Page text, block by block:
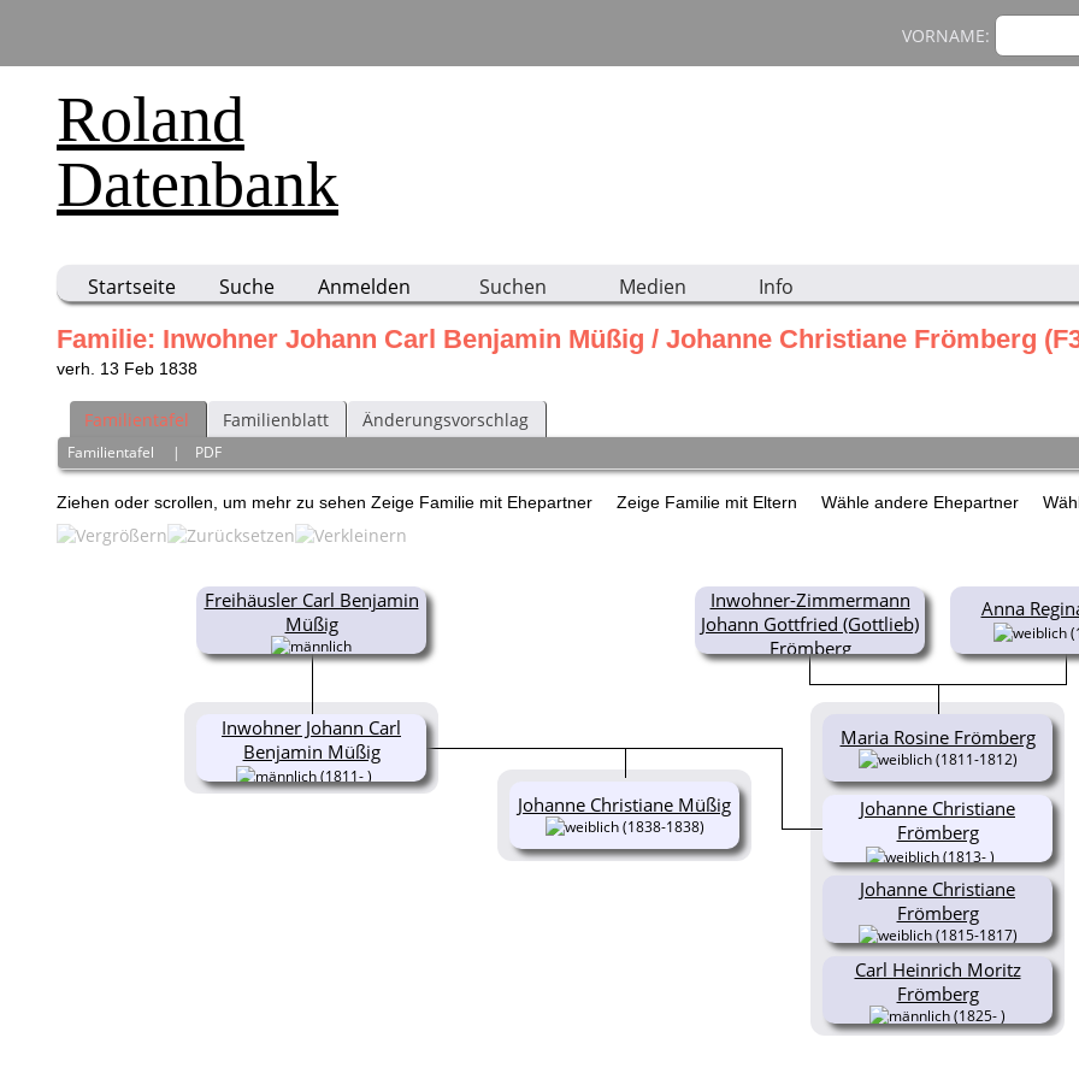
Roland
Datenbank
VORNAME:
Startseite Suche Anmelden Suchen Medien Info
Familie: Inwohner Johann Carl Benjamin Müßig / Johanne Christiane Frömberg
verh. 13 Feb 1838
Familientafel Familienblatt Änderungsvorschlag
Familientafel | PDF
Ziehen oder scrollen, um mehr zu sehen Zeige Familie mit Ehepartner Zeige Familie mit Eltern Wähle andere Ehepartner
Freihäusler Carl Benjamin
Müßig
Inwohner-Zimmermann
Johann Gottfried (Gottlieb)
Frömberg
Anna
Maria Rosine Frömberg
(1811-1812)
Johanne Christiane
Frömberg
(1815-1817)
Carl Heinrich Moritz
Frömberg
(1825- )
Inwohner Johann Carl
Benjamin Müßig
(1811- )
Johanne Christiane
Frömberg
(1813- )
Johanne Christiane Müßig
(1838-1838)